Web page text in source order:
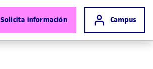
Solicita información Acceso a
Campus